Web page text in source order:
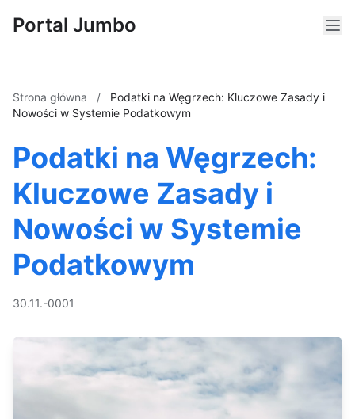
Portal Jumbo
Strona główna /
Podatki na Węgrzech: Kluczowe Zasady i
Nowości w Systemie Podatkowym
Podatki na Węgrzech:
Kluczowe Zasady i
Nowości w Systemie
Podatkowym
30.11.-0001